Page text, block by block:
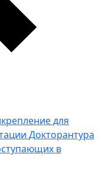
для
Докторантура
в